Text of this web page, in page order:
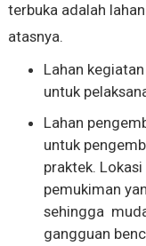
terbuka adalah
atasnya.
Lahan
untuk
Lahan
untuk
praktek.
pemukiman
sehingga
gangguan